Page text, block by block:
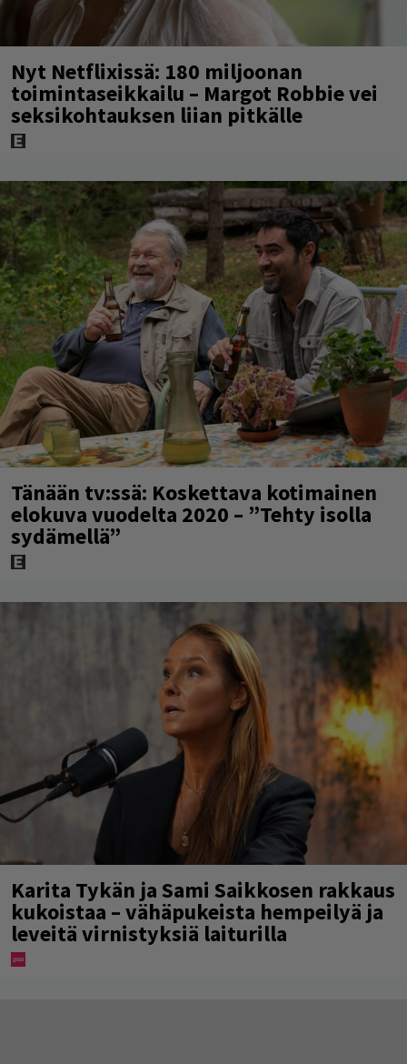
Nyt Netflixissä: 180 miljoonan
toimintaseikkailu – Margot Robbie vei
seksikohtauksen liian pitkälle
Tänään tv:ssä: Koskettava kotimainen
elokuva vuodelta 2020 – ”Tehty isolla
sydämellä”
Karita Tykän ja Sami Saikkosen rakkaus
kukoistaa – vähäpukeista hempeilyä ja
leveitä virnistyksiä laiturilla